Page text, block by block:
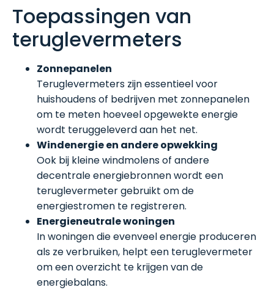
Toepassingen van
teruglevermeters
Zonnepanelen
Teruglevermeters zijn essentieel voor
huishoudens of bedrijven met zonnepanelen
om te meten hoeveel opgewekte energie
wordt teruggeleverd aan het net.
Windenergie en andere opwekking
Ook bij kleine windmolens of andere
decentrale energiebronnen wordt een
teruglevermeter gebruikt om de
energiestromen te registreren.
Energieneutrale woningen
In woningen die evenveel energie produceren
als ze verbruiken, helpt een teruglevermeter
om een overzicht te krijgen van de
energiebalans.